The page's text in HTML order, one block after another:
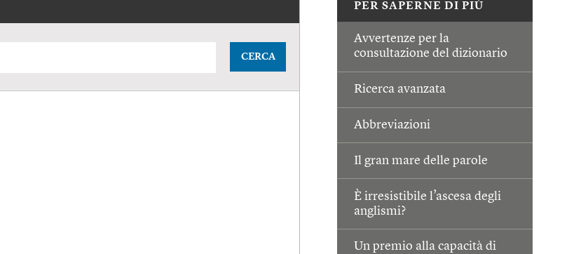
PER SAPERNE DI PIÙ
Avvertenze per la
consultazione del dizionario
Ricerca avanzata
Abbreviazioni
Il gran mare delle parole
È irresistibile l’ascesa degli
anglismi?
Un premio alla capacità di
CERCA